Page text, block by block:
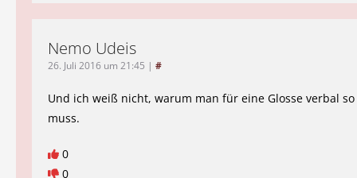
Nemo Udeis
26. Juli 2016 um 21:45 | #
Und ich weiß nicht, warum man für eine Glosse verbal so
muss.
0
0